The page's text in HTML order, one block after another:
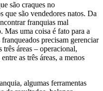
são craques no
que são vendedores natos. Da
franquias mal
Mas uma coisa é fato para a
precisam gerenciar
três áreas – operacional,
as três áreas, a menos
algumas ferramentas